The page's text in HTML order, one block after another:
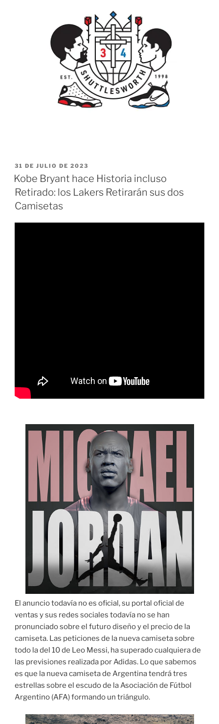
PUBLICADO
EL
31 DE JULIO DE 2023
Kobe Bryant hace Historia incluso
Retirado: los Lakers Retirarán sus dos
Camisetas
El anuncio todavía no es oficial, su portal oficial de
ventas y sus redes sociales todavía no se han
pronunciado sobre el futuro diseño y el precio de la
camiseta. Las peticiones de la nueva camiseta sobre
todo la del 10 de Leo Messi, ha superado cualquiera de
las previsiones realizada por Adidas. Lo que sabemos
es que la nueva camiseta de Argentina tendrá tres
estrellas sobre el escudo de la Asociación de Fútbol
Argentino (AFA) formando un triángulo.